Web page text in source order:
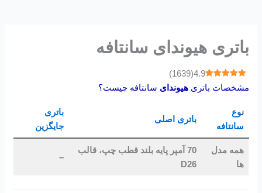
باتری هیوندای سانتافه
4.9
(
1639
)
مشخصات باتریهیوندای سانتافه چیست؟
نوع
سانتافه
باتری اصلی
باتری
جایگزین
همه مدل
ها
70 آمپر پایه بلند قطب چپ، قالب
D26
–